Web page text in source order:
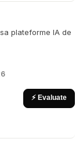
plateforme IA de
⚡ Evaluate